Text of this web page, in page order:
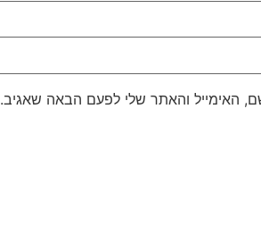
האימייל והאתר שלי לפעם הבאה שאגיב.